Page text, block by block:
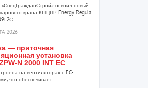
освоил новый
крана КШЦПР Energy Regula
2026
— приточная
установка
N 2000 INT EC
на вентиляторах с EC-
что обеспечивает...